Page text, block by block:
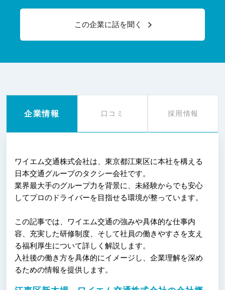
この企業に話を聞く
企業情報 口コミ 採用情報
ワイエム交通株式会社は、東京都江東区に本社を構える
日本交通グループのタクシー会社です。
業界最大手のグループ力を背景に、未経験からでも安心
してプロのドライバーを目指せる環境が整っています。
この記事では、ワイエム交通の強みや具体的な仕事内
容、充実した研修制度、そして社員の働きやすさを支え
る福利厚生について詳しく解説します。
入社後の働き方を具体的にイメージし、企業理解を深め
るための情報を提供します。